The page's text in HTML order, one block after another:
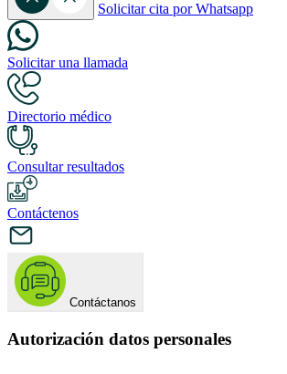
Solicitar cita por Whatsapp
Solicitar una llamada
Directorio médico
Consultar resultados
Contáctenos
Contáctanos
Autorización datos personales